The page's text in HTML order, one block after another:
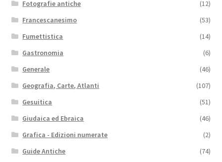
Fotografie antiche
(12)
Francescanesimo
(53)
Fumettistica
(14)
Gastronomia
(6)
Generale
(46)
Geografia, Carte, Atlanti
(107)
Gesuitica
(51)
Giudaica ed Ebraica
(46)
Grafica - Edizioni numerate
(2)
Guide Antiche
(74)